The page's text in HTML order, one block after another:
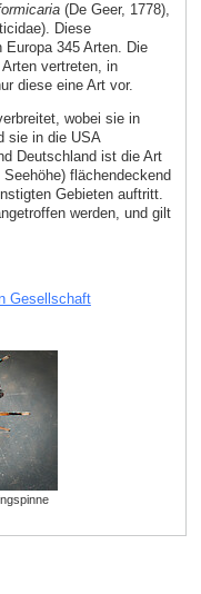
(De Geer, 1778),
Diese
345 Arten. Die
vertreten, in
diese eine Art vor.
wobei sie in
sie in die USA
Deutschland ist die Art
flächendeckend
Gebieten auftritt.
werden, und gilt
Gesellschaft